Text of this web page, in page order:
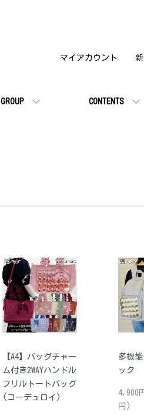
GROUP CONTENTS
マイアカウント
【A4】バッグチャー
ム付き2WAYハンドル
フリルトートバッグ
(コーデュロイ)
多機
ック
4,900
円)